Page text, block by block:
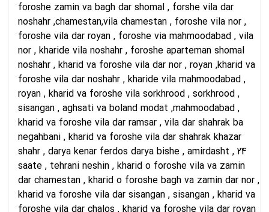
foroshe zamin va bagh dar shomal , forshe vila dar
noshahr ,chamestan,vila chamestan , foroshe vila nor ,
foroshe vila dar royan , foroshe via mahmoodabad , vila
nor , kharide vila noshahr , foroshe aparteman shomal
noshahr , kharid va foroshe vila dar nor , royan ,kharid va
foroshe vila dar noshahr , kharide vila mahmoodabad ,
royan , kharid va foroshe vila sorkhrood , sorkhrood ,
sisangan , aghsati va boland modat ,mahmoodabad ,
kharid va foroshe vila dar ramsar , vila dar shahrak ba
negahbani , kharid va foroshe vila dar shahrak khazar
shahr , darya kenar ferdos darya bishe , amirdasht , 24
saate , tehrani neshin , kharid o foroshe vila va zamin
dar chamestan , kharid o foroshe bagh va zamin dar nor ,
kharid va foroshe vila dar sisangan , sisangan , kharid va